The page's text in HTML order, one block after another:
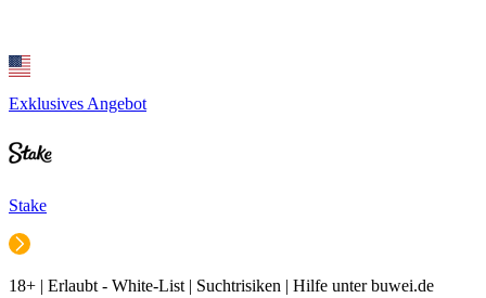
Exklusives Angebot
Stake
18+ | Erlaubt - White-List | Suchtrisiken | Hilfe unter buwei.de